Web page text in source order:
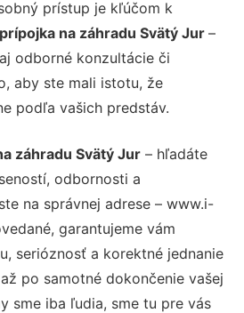
prístup je kľúčom k
na záhradu Svätý Jur –
odborné konzultácie či
aby ste mali istotu, že
podľa vašich predstáv.
záhradu Svätý Jur – hľadáte
odbornosti a
na správnej adrese – www.i-
garantujeme vám
serióznosť a korektné jednanie
po samotné dokončenie vašej
sme iba ľudia, sme tu pre vás